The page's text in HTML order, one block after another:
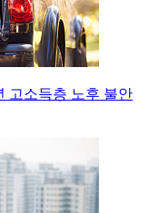
고소득층 노후 불안